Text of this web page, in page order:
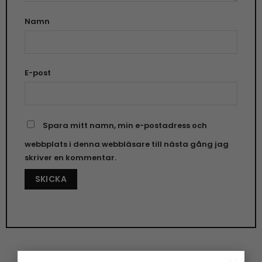
Namn
E-post
Spara mitt namn, min e-postadress och
webbplats i denna webbläsare till nästa gång jag
skriver en kommentar.